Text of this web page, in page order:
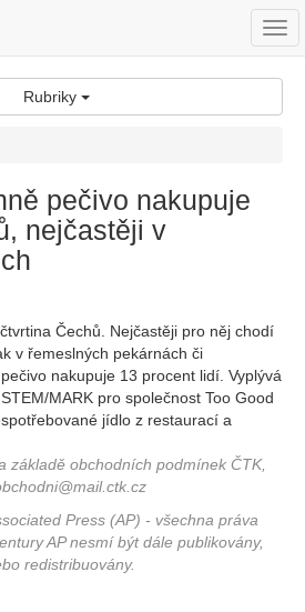
Rubriky
pečivo nakupuje
nejčastěji v
Čechů. Nejčastěji pro něj chodí
v řemeslných pekárnách či
nakupuje 13 procent lidí. Vyplývá
MARK pro společnost Too Good
jídlo z restaurací a
základě obchodních podmínek ČTK,
Press (AP) - všechna práva
AP nesmí být dále publikovány,
redistribuovány.